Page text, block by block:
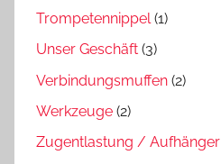
Trompetennippel(1)
Unser Geschäft (3)
Verbindungsmuffen (2)
Werkzeuge (2)
Zugentlastung / Aufhänger